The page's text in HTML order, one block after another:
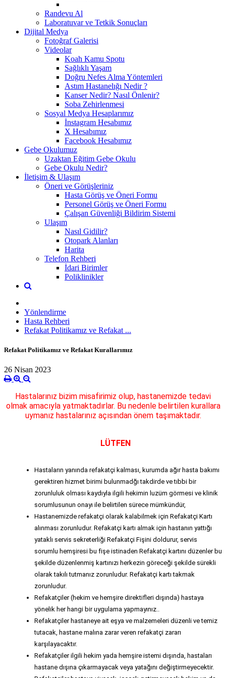
Randevu Al
Laboratuvar ve Tetkik Sonuçları
Dijital Medya
Fotoğraf Galerisi
Videolar
Koah Kamu Spotu
Sağlıklı Yaşam
Doğru Nefes Alma Yöntemleri
Astım Hastanelığı Nedir ?
Kanser Nedir? Nasıl Önlenir?
Soba Zehirlenmesi
Sosyal Medya Hesaplarımız
İnstagram Hesabımız
X Hesabımız
Facebook Hesabımız
Gebe Okulumuz
Uzaktan Eğitim Gebe Okulu
Gebe Okulu Nedir?
İletişim & Ulaşım
Öneri ve Görüşleriniz
Hasta Görüş ve Öneri Formu
Personel Görüş ve Öneri Formu
Çalışan Güvenliği Bildirim Sistemi
Ulaşım
Nasıl Gidilir?
Otopark Alanları
Harita
Telefon Rehberi
İdari Birimler
Poliklinikler
Yönlendirme
Hasta Rehberi
Refakat Politikamız ve Refakat ...
Refakat Politikamız ve Refakat Kurallarımız
26 Nisan 2023
Hastalarınız bizim misafirimiz olup, hastanemizde tedavi
olmak amacıyla yatmaktadırlar. Bu nedenle belirtilen kurallara
uymanız hastalarınız açısından önem taşımaktadır.
LÜTFEN
Hastaların yanında refakatçi kalması, kurumda ağır hasta bakımı
gerektiren hizmet birimi bulunmadğı takdirde ve tıbbi bir
zorunluluk olması kaydıyla ilgili hekimin luzüm görmesi ve klinik
sorumlusunun onayı ile belirtilen sürece mümkündür,
Hastanemizde refakatçi olarak kalabilmek için Refakatçi Kartı
alınması zorunludur. Refakatçi kartı almak için hastanın yattığı
yataklı servis sekreterliği Refakatçi Fişini doldurur, servis
sorumlu hemşiresi bu fişe istinaden Refakatçi kartını düzenler bu
şekilde düzenlenmiş kartınızı herkezin göreceği şekilde sürekli
olarak takılı tutmanız zorunludur. Refakatçi kartı takmak
zorunludur.
Refakatçiler (hekim ve hemşire direktifleri dışında) hastaya
yönelik her hangi bir uygulama yapmayınız..
Refakatçiler hastaneye ait eşya ve malzemeleri düzenli ve temiz
tutacak, hastane malına zarar veren refakatçi zararı
karşılayacaktır.
Refakatçiler ilgili hekim yada hemşire istemi dışında, hastaları
hastane dışına çıkarmayacak veya yatağını değiştirmeyecektir.